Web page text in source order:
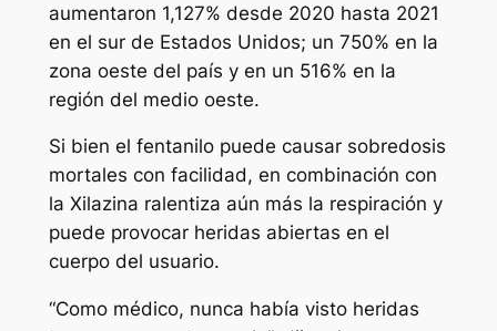
aumentaron 1,127% desde 2020 hasta 2021
en el sur de Estados Unidos; un 750% en la
zona oeste del país y en un 516% en la
región del medio oeste.
Si bien el fentanilo puede causar sobredosis
mortales con facilidad, en combinación con
la Xilazina ralentiza aún más la respiración y
puede provocar heridas abiertas en el
cuerpo del usuario.
“Como médico, nunca había visto heridas